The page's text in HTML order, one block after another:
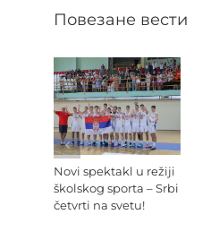
Повезане вести
Novi spektakl u režiji
školskog sporta – Srbi
četvrti na svetu!